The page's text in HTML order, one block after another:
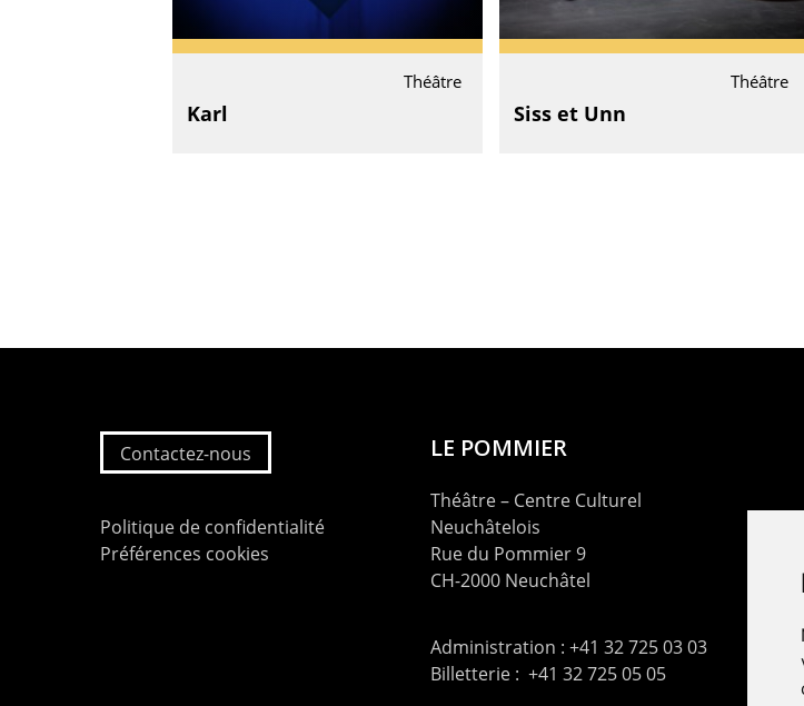
Théâtre
Karl
Théâtre
Siss et Unn
Contactez-nous
Politique de confidentialité
Préférences cookies
LE POMMIER
Théâtre – Centre Culturel
Neuchâtelois
Rue du Pommier 9
CH-2000 Neuchâtel
Administration : +41 32 725 03 03
Billetterie : +41 32 725 05 05